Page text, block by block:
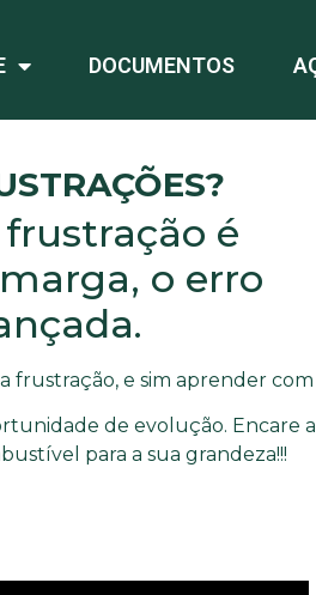
DOCUMENTOS
frustração é
o erro
frustração, e sim aprender com
de evolução. Encare a
para a sua grandeza!!!